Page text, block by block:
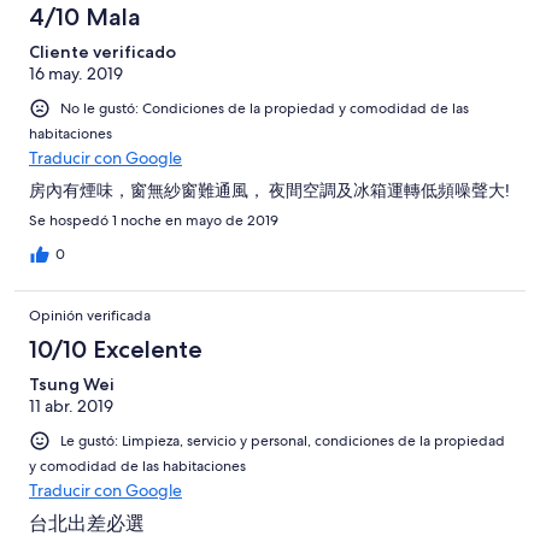
4/10 Mala
Cliente verificado
16 may. 2019
No le gustó: Condiciones de la propiedad y comodidad de las
habitaciones
Traducir con Google
房內有煙味，窗無紗窗難通風， 夜間空調及冰箱運轉低頻噪聲大!
Se hospedó 1 noche en mayo de 2019
0
Opinión verificada
10/10 Excelente
Tsung Wei
11 abr. 2019
Le gustó: Limpieza, servicio y personal, condiciones de la propiedad
y comodidad de las habitaciones
Traducir con Google
台北出差必選